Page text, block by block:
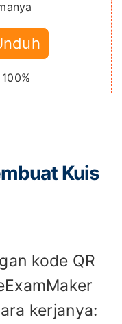
Kuis
kode QR
kerjanya: